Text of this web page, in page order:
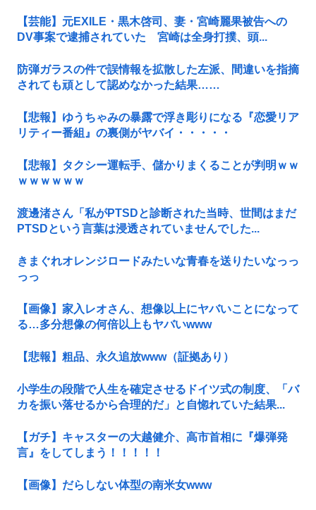
【芸能】元EXILE・黒木啓司、妻・宮崎麗果被告への
DV事案で逮捕されていた 宮崎は全身打撲、頭...
防弾ガラスの件で誤情報を拡散した左派、間違いを指摘
されても頑として認めなかった結果……
【悲報】ゆうちゃみの暴露で浮き彫りになる『恋愛リア
リティー番組』の裏側がヤバイ・・・・・
【悲報】タクシー運転手、儲かりまくることが判明ｗｗ
ｗｗｗｗｗｗ
渡邊渚さん「私がPTSDと診断された当時、世間はまだ
PTSDという言葉は浸透されていませんでした...
きまぐれオレンジロードみたいな青春を送りたいなっっ
っっ
【画像】家入レオさん、想像以上にヤバいことになって
る…多分想像の何倍以上もヤバいwww
【悲報】粗品、永久追放www（証拠あり）
小学生の段階で人生を確定させるドイツ式の制度、「バ
カを振い落せるから合理的だ」と自惚れていた結果...
【ガチ】キャスターの大越健介、高市首相に『爆弾発
言』をしてしまう！！！！！
【画像】だらしない体型の南米女www